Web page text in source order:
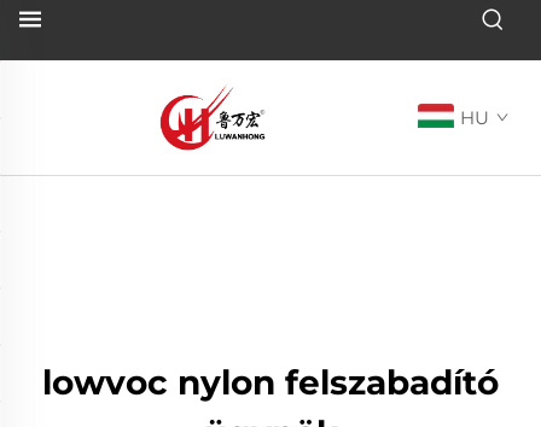
HU
lowvoc nylon felszabadító